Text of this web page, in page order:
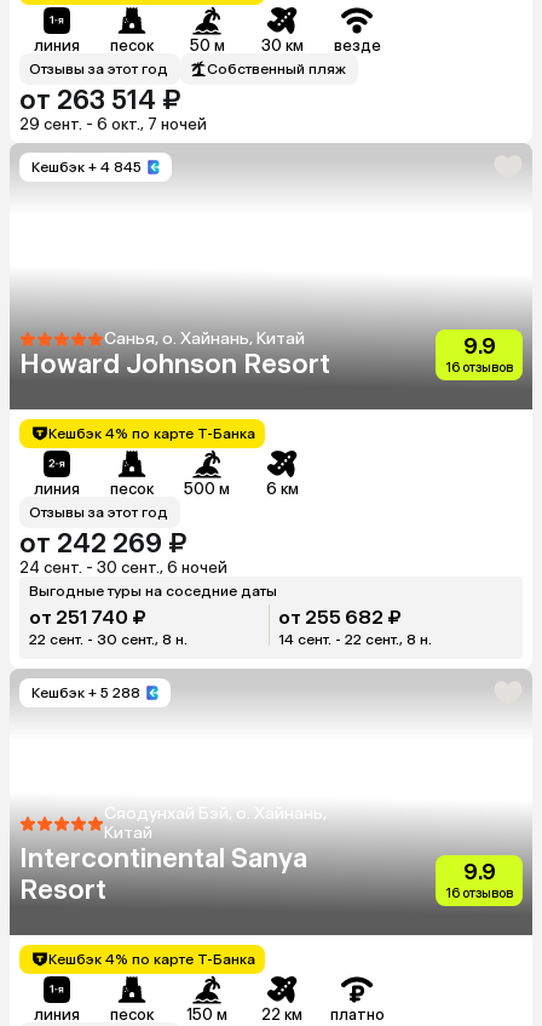
линия песок 50 м 30 км везде
Отзывы за этот год Собственный пляж
от 263 514 ₽
29 сент. - 6 окт., 7 ночей
Кешбэк + 4 845
Санья, о. Хайнань, Китай
Howard Johnson Resort
9.9
16 отзывов
Кешбэк 4% по карте Т-Банка
линия песок 500 м 6 км
Отзывы за этот год
от 242 269 ₽
24 сент. - 30 сент., 6 ночей
Выгодные туры на соседние даты
от 251 740 ₽
22 сент. - 30 сент., 8 н.
от 255 682 ₽
14 сент. - 22 сент., 8 н.
Кешбэк + 5 288
Сяодунхай Бэй, о. Хайнань,
Китай
Intercontinental Sanya
Resort
9.9
16 отзывов
Кешбэк 4% по карте Т-Банка
линия песок 150 м 22 км платно